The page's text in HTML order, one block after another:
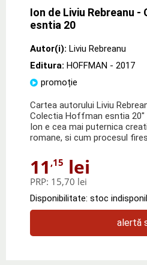
Ion de Liviu Rebreanu
esntia 20
Autor(i): Liviu Rebreanu
Editura: HOFFMAN - 2017
promoție
Cartea autorului Liviu
Colectia Hoffman esntia 20"
Ion e cea mai puternica
romane, si cum procesul
11 ,15 lei
PRP: 15,70 lei
Disponibilitate: stoc
alertă